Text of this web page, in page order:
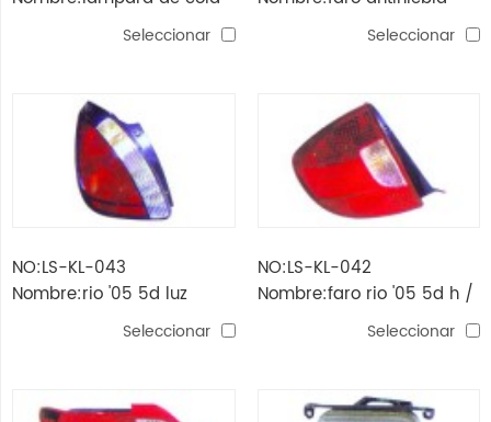
Seleccionar Seleccionar
NO:LS-KL-043
Nombre:rio '05 5d luz
Seleccionar
NO:LS-KL-042
Nombre:faro rio '05 5d h /
Seleccionar